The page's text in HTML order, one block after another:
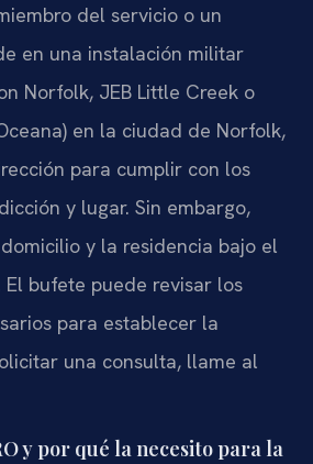
del servicio o un
en una instalación militar
Norfolk, JEB Little Creek o
en la ciudad de Norfolk,
para cumplir con los
y lugar. Sin embargo,
y la residencia bajo el
El bufete puede revisar los
para establecer la
una consulta, llame al
y por qué la necesito para la